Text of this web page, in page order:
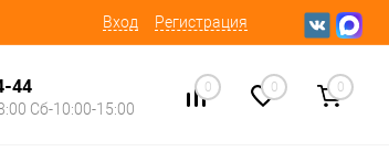
Вход Регистрация
44
Сб-10:00-15:00
0 0 0